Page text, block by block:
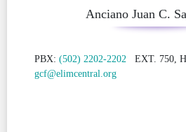
Anciano Juan C.
PBX:(502) 2202-2202
EXT. 750,
gcf@elimcentral.org